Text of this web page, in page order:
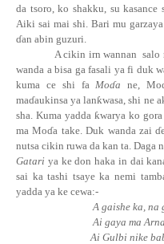
da tsoro, ko shakku, su
Aiki sai mai shi. Bari mu
ɗan abin guzuri.
A cikin irn wannan salo
wanda a bisa ga fasali ya fi duk
kuma ce shi faMoɗa ne,Mo
maɗaukinsa yalanƙwasa, shi ne
sha. Kuma yaddaƙwarya ko
maMoɗa take. Duk wanda zai
nutsa cikin ruwa da kan ta. Daga
Gatari ya ke don haka in dai
sai ka tashi tsaye ka nemi
yadda ya ke cewa:-
A gaishe ka, na
Ai gaya ma
Ai Gulbi nike